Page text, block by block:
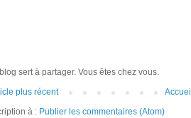
sert à partager. Vous êtes chez vous.
plus récent
Accueil
à : Publier les commentaires (Atom)